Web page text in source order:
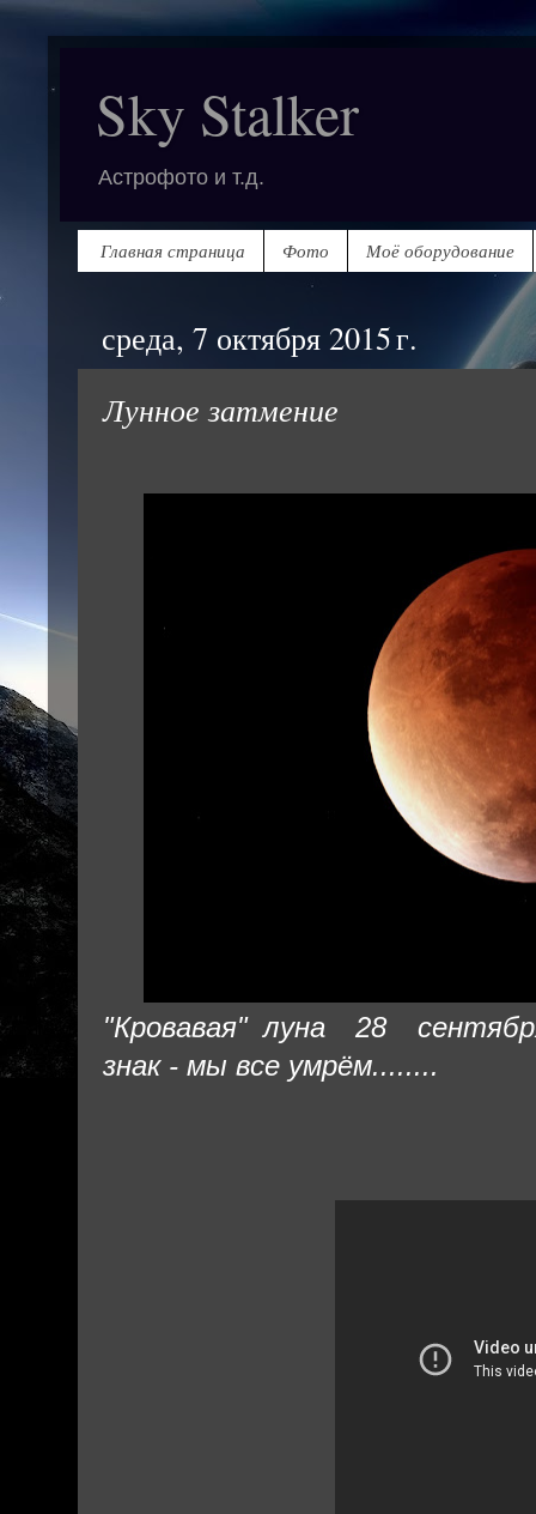
Sky Stalker
Астрофото и т.д.
Главная страница Фото Моё оборудование
среда, 7 октября 2015 г.
Лунное затмение
"Кровавая" луна 28
знак - мы все умрём........